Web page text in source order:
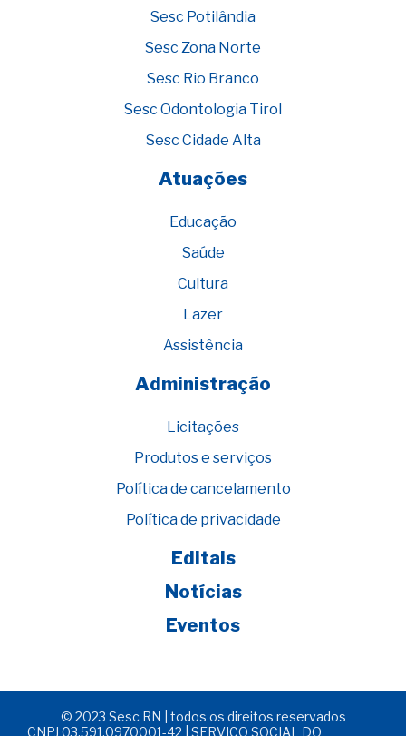
Sesc Potilândia
Sesc Zona Norte
Sesc Rio Branco
Sesc Odontologia Tirol
Sesc Cidade Alta
Atuações
Educação
Saúde
Cultura
Lazer
Assistência
Administração
Licitações
Produtos e serviços
Política de cancelamento
Política de privacidade
Editais
Notícias
Eventos
© 2023 Sesc RN | todos os direitos reservados
CNPJ 03.591.0970001-42 | SERVIÇO SOCIAL DO